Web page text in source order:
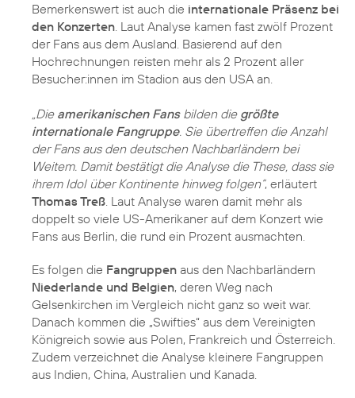
Bemerkenswert ist auch die internationale Präsenz bei
den Konzerten. Laut Analyse kamen fast zwölf Prozent
der Fans aus dem Ausland. Basierend auf den
Hochrechnungen reisten mehr als 2 Prozent aller
Besucher:innen im Stadion aus den USA an.
„Die amerikanischen Fansbilden die größte
internationale Fangruppe. Sie übertreffen die Anzahl
der Fans aus den deutschen Nachbarländern bei
Weitem. Damit bestätigt die Analyse die These, dass sie
ihrem Idol über Kontinente hinweg folgen“, erläutert
Thomas Treß. Laut Analyse waren damit mehr als
doppelt so viele US-Amerikaner auf dem Konzert wie
Fans aus Berlin, die rund ein Prozent ausmachten.
Es folgen die Fangruppen aus den Nachbarländern
Niederlande und Belgien, deren Weg nach
Gelsenkirchen im Vergleich nicht ganz so weit war.
Danach kommen die „Swifties“ aus dem Vereinigten
Königreich sowie aus Polen, Frankreich und Österreich.
Zudem verzeichnet die Analyse kleinere Fangruppen
aus Indien, China, Australien und Kanada.